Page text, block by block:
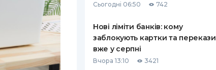
КОНТАКТИ
Сьогодні 06:50 742
Нові ліміти банків: кому
заблокують картки та перекази
вже у серпні
Вчора 13:10 3421